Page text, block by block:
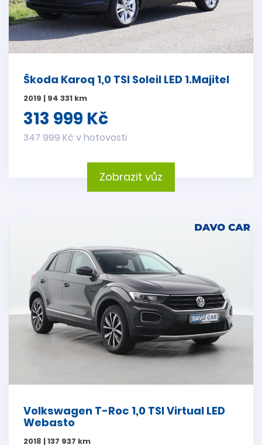
Škoda Karoq 1,0 TSI Soleil LED 1.Majitel
2019 | 94 331 km
313 999 Kč
347 999 Kč v hotovosti
Zobrazit vůz
Volkswagen T-Roc 1,0 TSI Virtual LED
Webasto
2018 | 137 937 km